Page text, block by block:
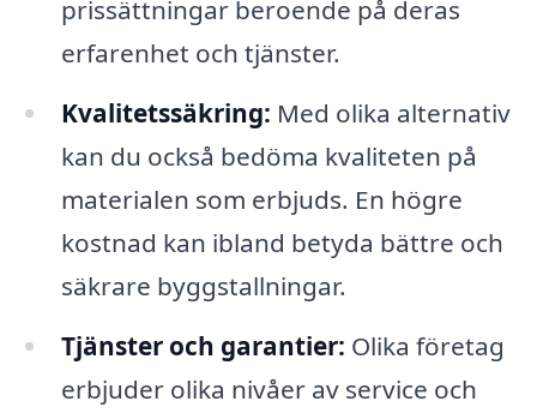
prissättningar beroende på deras
erfarenhet och tjänster.
Kvalitetssäkring: Med olika alternativ
kan du också bedöma kvaliteten på
materialen som erbjuds. En högre
kostnad kan ibland betyda bättre och
säkrare byggstallningar.
Tjänster och garantier: Olika företag
erbjuder olika nivåer av service och